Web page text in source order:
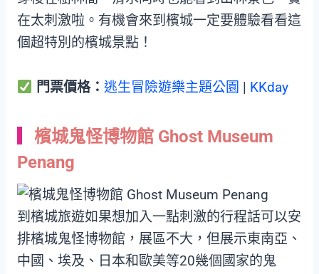
在太刺激啦。有機會來到檳城一定要體驗看看這
個超特別的檳城景點！
門票價格： 逃生冒險遊樂主題公園 | KKday
檳城鬼怪博物館 Ghost Museum
Penang
到檳城旅遊如果想加入一點刺激的行程話可以安
排檳城鬼怪博物館，展區不大，但展示東南亞、
中國、埃及、日本和歐美等20幾個國家的鬼